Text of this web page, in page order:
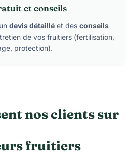
et conseils
devis détailléet des conseils
de vos fruitiers (fertilisation,
protection).
nos clients sur
fruitiers